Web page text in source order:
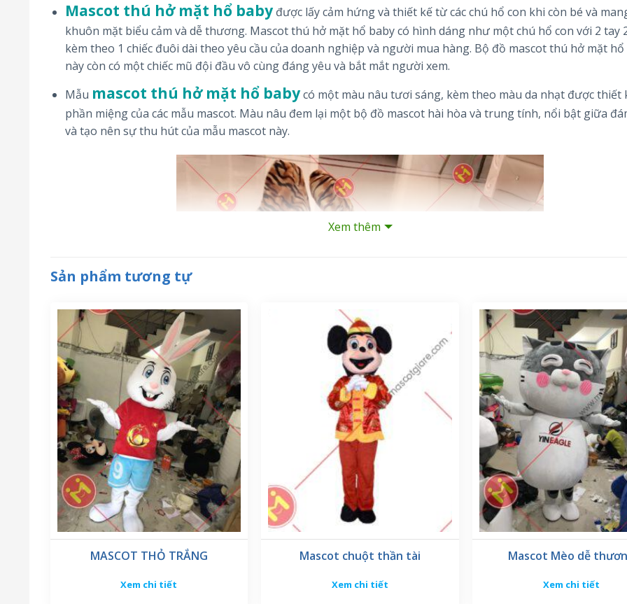
Mascot thú hở mặt hổ babyđược lấy cảm hứng và thiết kế từ các chú hổ con khi còn bé và
khuôn mặt biểu cảm và dễ thương. Mascot thú hở mặt hổ baby có hình dáng như một chú hổ con với 2 tay
kèm theo 1 chiếc đuôi dài theo yêu cầu của doanh nghiệp và người mua hàng. Bộ đồ mascot thú hở mặt
này còn có một chiếc mũ đội đầu vô cùng đáng yêu và bắt mắt người xem.
Mẫu mascot thú hở mặt hổ babycó một màu nâu tươi sáng, kèm theo màu da nhạt được thiết
phần miệng của các mẫu mascot. Màu nâu đem lại một bộ đồ mascot hài hòa và trung tính, nổi bật giữa
và tạo nên sự thu hút của mẫu mascot này.
Xem thêm
Sản phẩm tương tự
MASCOT THỎ TRẮNG
Xem chi tiết
Mascot chuột thần tài
Xem chi tiết
Mascot Mèo dễ
Xem chi tiết